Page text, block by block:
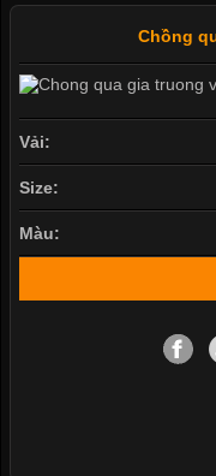
Chồng
Vải:
Size:
Màu: